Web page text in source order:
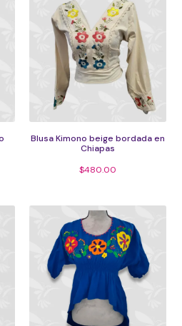
Blusa Kimono beige bordada en
Chiapas
$480.00